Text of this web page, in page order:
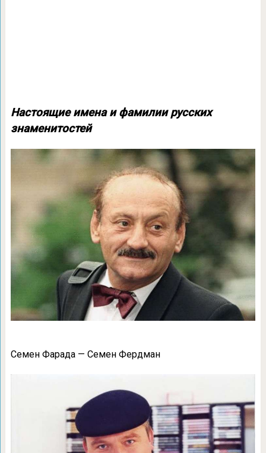
Настоящие имена и фамилии русских
знаменитостей
Семен Фарада — Семен Фердман